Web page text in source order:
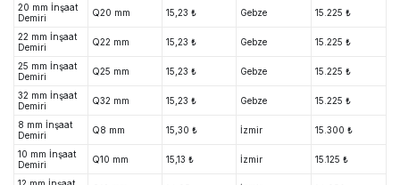
20 mm İnşaat
Demiri
Q20 mm 15,23 ₺ Gebze 15.225 ₺
22 mm İnşaat
Demiri
Q22 mm 15,23 ₺ Gebze 15.225 ₺
25 mm İnşaat
Demiri
Q25 mm 15,23 ₺ Gebze 15.225 ₺
32 mm İnşaat
Demiri
Q32 mm 15,23 ₺ Gebze 15.225 ₺
8 mm İnşaat
Demiri
Q8 mm 15,30 ₺ İzmir 15.300 ₺
10 mm İnşaat
Demiri
Q10 mm 15,13 ₺ İzmir 15.125 ₺